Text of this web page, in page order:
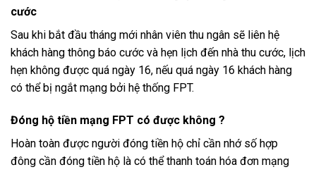
cước
Sau khi bắt đầu tháng mới nhân viên thu ngân sẽ liên hệ
khách hàng thông báo cước và hẹn lịch đến nhà thu cước, lịch
hẹn không được quá ngày 16, nếu quá ngày 16 khách hàng
có thể bị ngắt mạng bởi hệ thống FPT.
Đóng hộ tiền mạng FPT có được không ?
Hoàn toàn được người đóng tiền hộ chỉ cần nhớ số hợp
đông cần đóng tiền hộ là có thể thanh toán hóa đơn mạng